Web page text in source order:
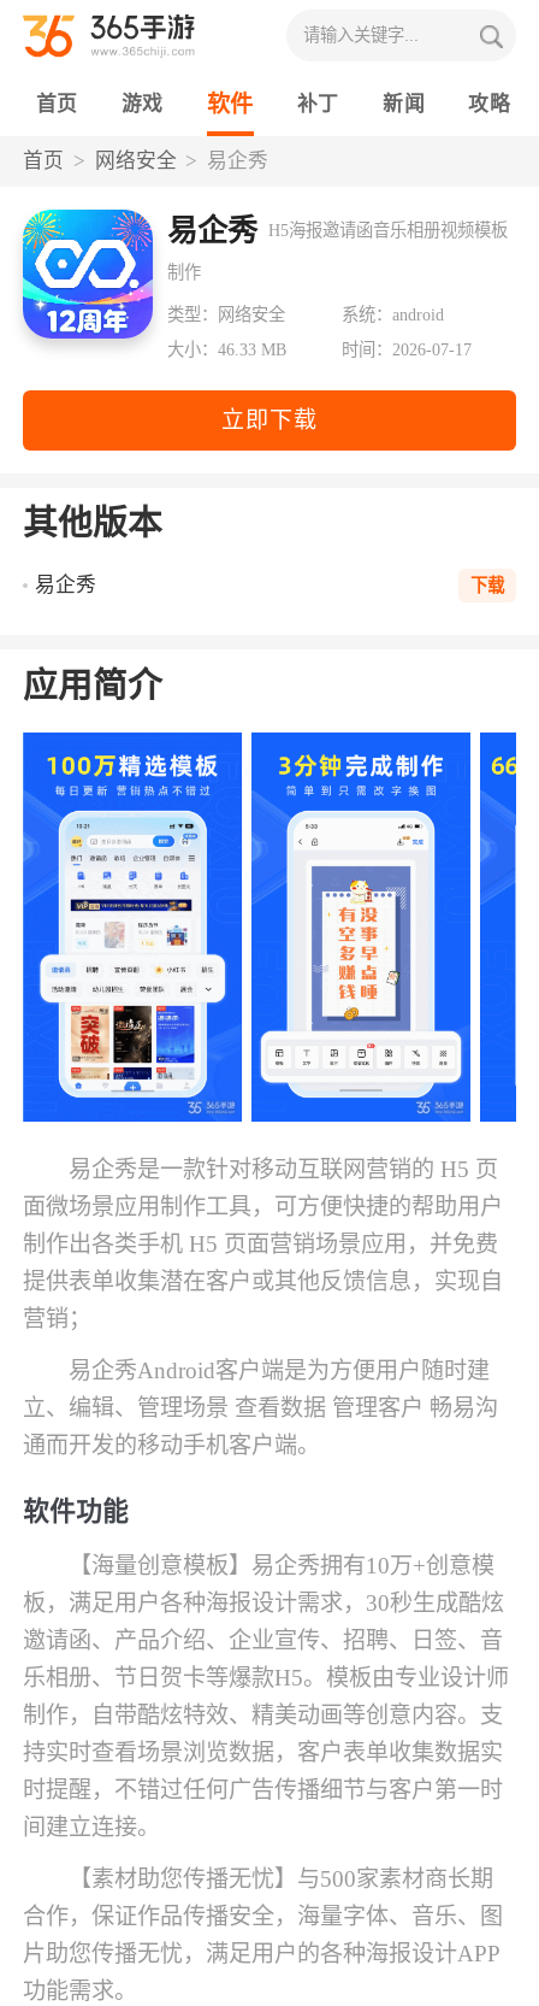
首页 游戏 软件 补丁 新闻 攻略
首页 网络安全 易企秀
易企秀 H5海报邀请函音乐相册视频模板
制作
类型：网络安全
系统：android
大小：46.33 MB
时间：2026-07-17
立即下载
其他版本
易企秀 下载
应用简介
易企秀是一款针对移动互联网营销的 H5 页
面微场景应用制作工具，可方便快捷的帮助用户
制作出各类手机 H5 页面营销场景应用，并免费
提供表单收集潜在客户或其他反馈信息，实现自
营销；
易企秀Android客户端是为方便用户随时建
立、编辑、管理场景 查看数据 管理客户 畅易沟
通而开发的移动手机客户端。
软件功能
【海量创意模板】易企秀拥有10万+创意模
板，满足用户各种海报设计需求，30秒生成酷炫
邀请函、产品介绍、企业宣传、招聘、日签、音
乐相册、节日贺卡等爆款H5。模板由专业设计师
制作，自带酷炫特效、精美动画等创意内容。支
持实时查看场景浏览数据，客户表单收集数据实
时提醒，不错过任何广告传播细节与客户第一时
间建立连接。
【素材助您传播无忧】与500家素材商长期
合作，保证作品传播安全，海量字体、音乐、图
片助您传播无忧，满足用户的各种海报设计APP
功能需求。